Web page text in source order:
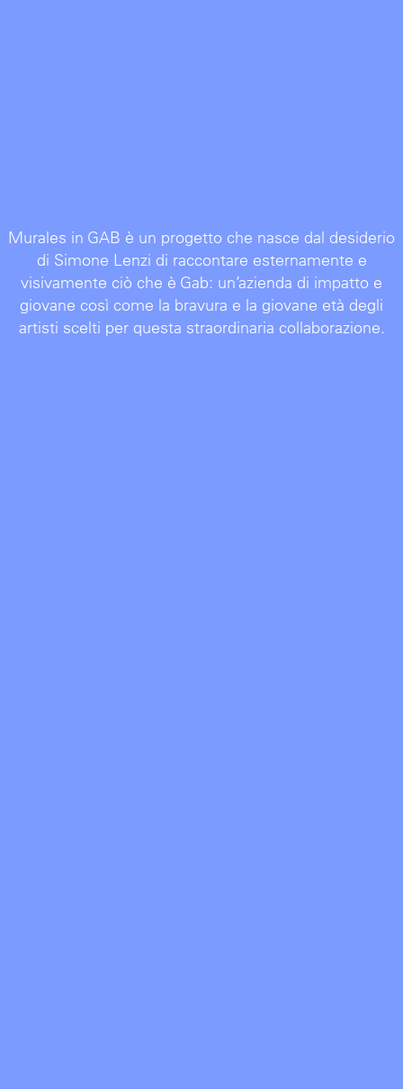
Murales in GAB è un progetto che nasce dal desiderio
di Simone Lenzi di raccontare esternamente e
visivamente ciò che è Gab: un’azienda di impatto e
giovane così come la bravura e la giovane età degli
artisti scelti per questa straordinaria collaborazione.